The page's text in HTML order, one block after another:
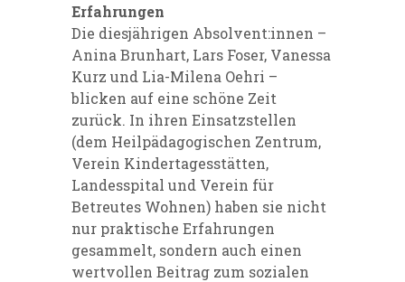
Erfahrungen
Die diesjährigen Absolvent:innen –
Anina Brunhart, Lars Foser, Vanessa
Kurz und Lia-Milena Oehri –
blicken auf eine schöne Zeit
zurück. In ihren Einsatzstellen
(dem Heilpädagogischen Zentrum,
Verein Kindertagesstätten,
Landesspital und Verein für
Betreutes Wohnen) haben sie nicht
nur praktische Erfahrungen
gesammelt, sondern auch einen
wertvollen Beitrag zum sozialen